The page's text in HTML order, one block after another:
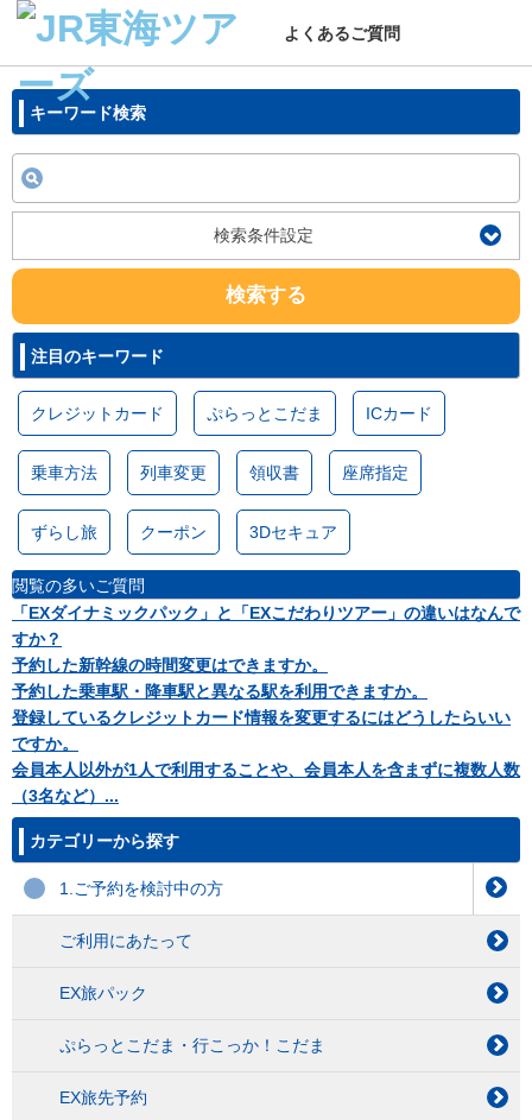
よくあるご質問
キーワード検索
検索条件設定
検索する
注目のキーワード
クレジットカード ぷらっとこだま ICカード
乗車方法 列車変更 領収書 座席指定
ずらし旅 クーポン 3Dセキュア
閲覧の多いご質問
「EXダイナミックパック」と「EXこだわりツアー」の違いはなんで
すか？
予約した新幹線の時間変更はできますか。
予約した乗車駅・降車駅と異なる駅を利用できますか。
登録しているクレジットカード情報を変更するにはどうしたらいい
ですか。
会員本人以外が1人で利用することや、会員本人を含まずに複数人数
（3名など）...
カテゴリーから探す
1.ご予約を検討中の方
ご利用にあたって
EX旅パック
ぷらっとこだま・行こっか！こだま
EX旅先予約